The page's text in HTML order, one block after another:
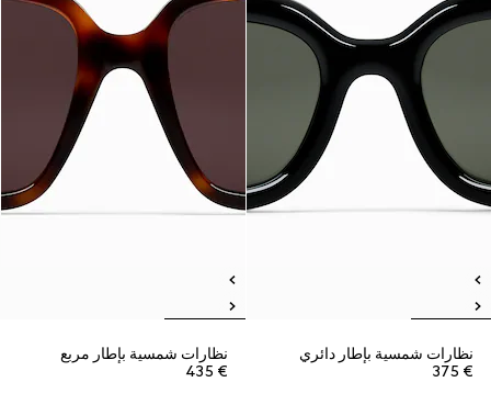
نظارات شمسية بإطار دائري
€ 375
نظارات شمسية بإطار مربع
€ 435